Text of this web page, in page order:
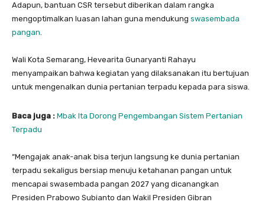
Adapun, bantuan CSR tersebut diberikan dalam rangka
mengoptimalkan luasan lahan guna mendukung swasembada
pangan.
Wali Kota Semarang, Hevearita Gunaryanti Rahayu
menyampaikan bahwa kegiatan yang dilaksanakan itu bertujuan
untuk mengenalkan dunia pertanian terpadu kepada para siswa.
Baca juga : Mbak Ita Dorong Pengembangan Sistem Pertanian
Terpadu
“Mengajak anak-anak bisa terjun langsung ke dunia pertanian
terpadu sekaligus bersiap menuju ketahanan pangan untuk
mencapai swasembada pangan 2027 yang dicanangkan
Presiden Prabowo Subianto dan Wakil Presiden Gibran